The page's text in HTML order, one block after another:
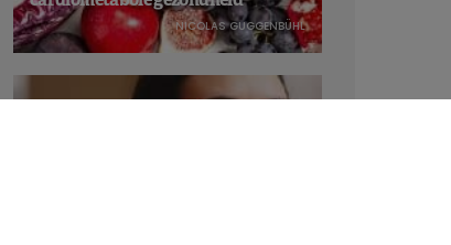
NICOLAS GUGGENBÜHL